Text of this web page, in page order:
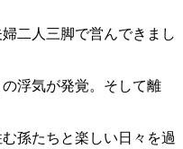
二人三脚で営んできまし
浮気が発覚。そして離
孫たちと楽しい日々を過